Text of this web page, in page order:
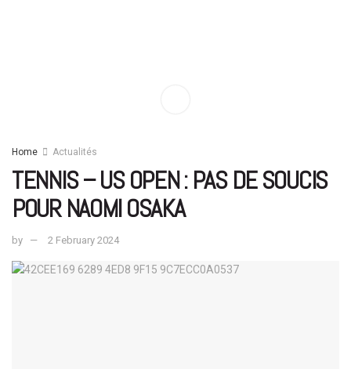
Home Actualités
TENNIS – US OPEN : PAS DE SOUCIS
POUR NAOMI OSAKA
by 2 February 2024